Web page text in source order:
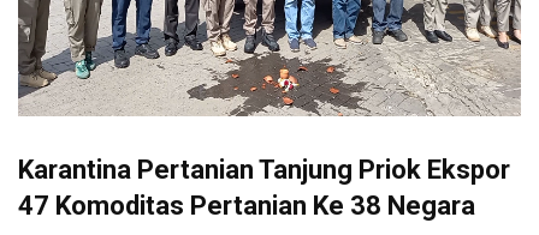
Karantina Pertanian Tanjung Priok Ekspor
47 Komoditas Pertanian Ke 38 Negara